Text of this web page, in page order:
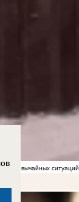
чрезвычайных ситуаций